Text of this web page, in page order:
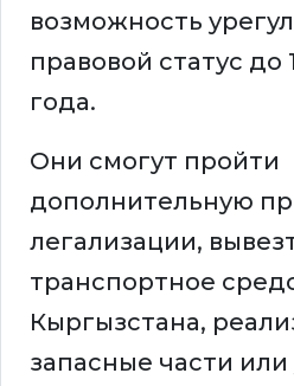
возможность
правовой статус до
года.
Они смогут пройти
дополнительную
легализации,
транспортное
Кыргызстана,
запасные части